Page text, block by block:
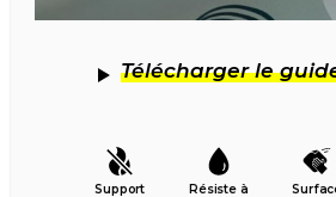
Télécharger le
Support
Résiste à